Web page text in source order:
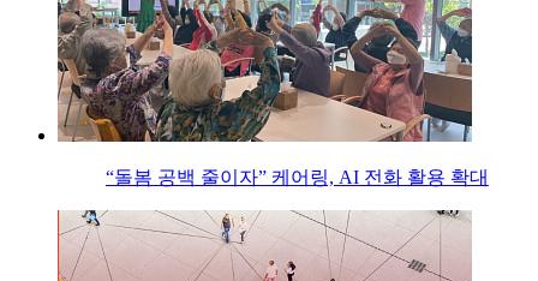
“돌봄 공백 줄이자” 케어링, AI 전화 활용 확대